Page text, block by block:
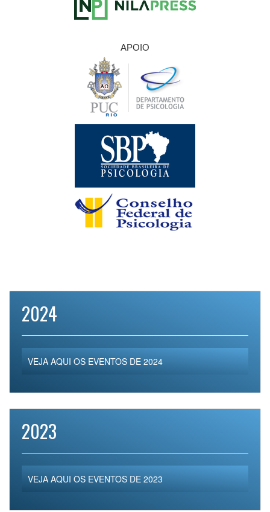
APOIO
2024
VEJA AQUI OS EVENTOS DE 2024
2023
VEJA AQUI OS EVENTOS DE 2023